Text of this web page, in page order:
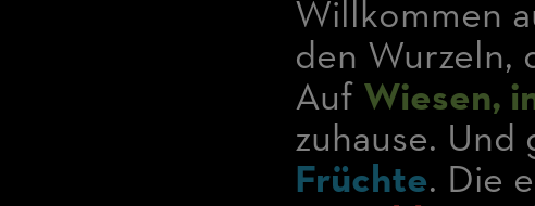
Willkommen
den Wurzeln,
Auf Wiesen,
zuhause.
Früchte. Die